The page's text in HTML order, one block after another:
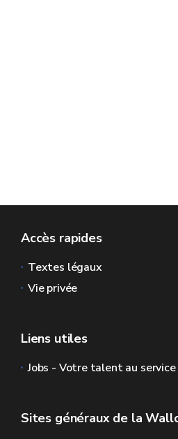
Accès rapides
Textes légaux
Vie privée
Liens utiles
Jobs - Votre talent au
Sites généraux de la